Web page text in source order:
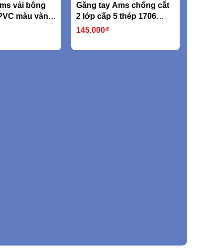
vải bông
màu vàng
Găng tay Ams chống cắt
2 lớp cấp 5 thép 1706
316L
145.000₫